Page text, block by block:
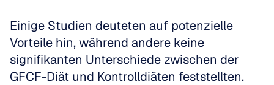
Einige Studien deuteten auf potenzielle
Vorteile hin, während andere keine
signifikanten Unterschiede zwischen der
GFCF-Diät und Kontrolldiäten feststellten.